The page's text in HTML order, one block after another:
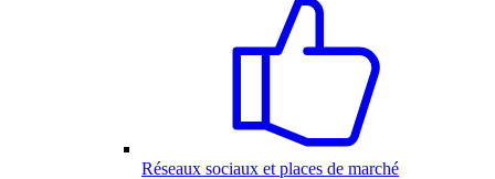
Réseaux sociaux et places de marché